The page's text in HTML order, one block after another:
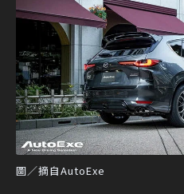
圖／摘自AutoExe